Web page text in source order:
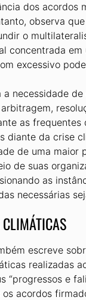
dos acordos
observa
o
concentrada em
excessivo
a necessidade
as frequentes
diante da crise
de uma maior
de suas
as
necessárias
escreve
realizadas
“progressos e
acordos